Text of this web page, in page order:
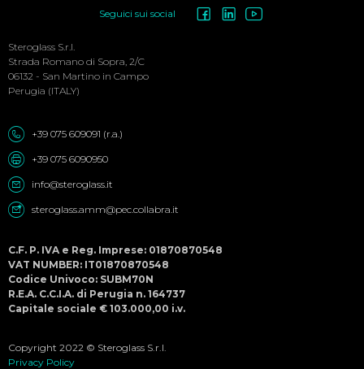
Menu
Seguici sui social
Steroglass S.r.l.
Strada Romano di Sopra, 2/C
06132 - San Martino in Campo
Perugia (ITALY)
+39 075 609091 (r.a.)
+39 075 6090950
info@steroglass.it
steroglass.amm@pec.collabra.it
C.F. P. IVA e Reg. Imprese: 01870870548
VAT NUMBER: IT01870870548
Codice Univoco: SUBM70N
R.E.A. C.C.I.A. di Perugia n. 164737
Capitale sociale € 103.000,00 i.v.
Copyright 2022 © Steroglass S.r.l.
Privacy Policy